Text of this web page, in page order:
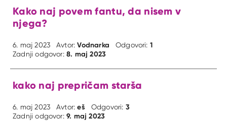
Kako naj povem fantu, da nisem v
njega?
6. maj 2023 Avtor:Vodnarka Odgovori: 1
Zadnji odgovor:8. maj 2023
kako naj prepričam starša
6. maj 2023 Avtor:eš Odgovori: 3
Zadnji odgovor:9. maj 2023